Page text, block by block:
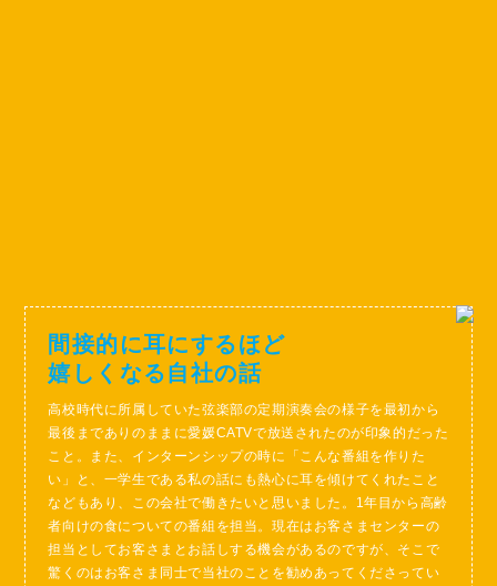
間接的に耳にするほど
嬉しくなる自社の話
高校時代に所属していた弦楽部の定期演奏会の様子を最初から
最後までありのままに愛媛CATVで放送されたのが印象的だった
こと。また、インターンシップの時に「こんな番組を作りた
い」と、一学生である私の話にも熱心に耳を傾けてくれたこと
などもあり、この会社で働きたいと思いました。1年目から高齢
者向けの食についての番組を担当。現在はお客さまセンターの
担当としてお客さまとお話しする機会があるのですが、そこで
驚くのはお客さま同士で当社のことを勧めあってくださってい